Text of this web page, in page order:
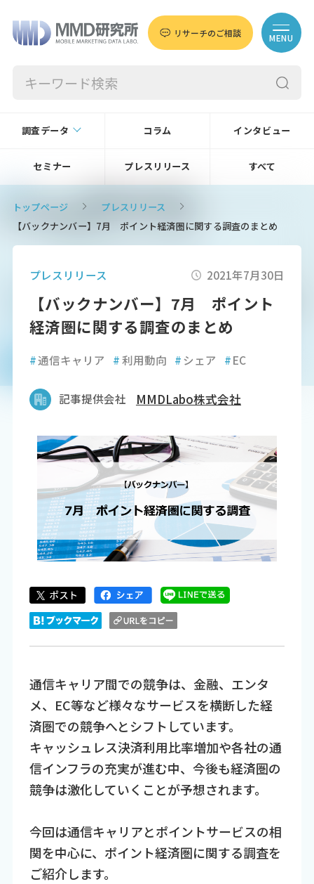
リサーチのご相談 MENU
調査データ コラム インタビュー
セミナー プレスリリース すべて
トップページ
プレスリリース
【バックナンバー】7月 ポイント経済圏に関する調査のまとめ
プレスリリース 2021年7月30日
【バックナンバー】7月 ポイント
経済圏に関する調査のまとめ
#通信キャリア #利用動向 #シェア #EC
記事提供会社 MMDLabo株式会社
通信キャリア間での競争は、金融、エンタ
メ、EC等など様々なサービスを横断した経
済圏での競争へとシフトしています。
キャッシュレス決済利用比率増加や各社の通
信インフラの充実が進む中、今後も経済圏の
競争は激化していくことが予想されます。
今回は通信キャリアとポイントサービスの相
関を中心に、ポイント経済圏に関する調査を
ご紹介します。